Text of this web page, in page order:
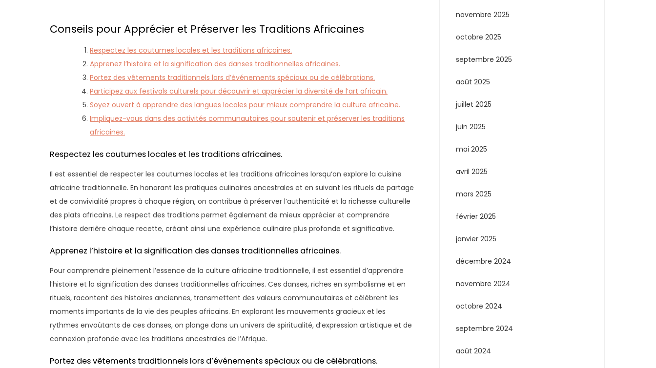
Conseils pour Apprécier et Préserver les Traditions Africaines
Respectez les coutumes locales et les traditions africaines.
Apprenez l’histoire et la signification des danses traditionnelles africaines.
Portez des vêtements traditionnels lors d’événements spéciaux ou de célébrations.
Participez aux festivals culturels pour découvrir et apprécier la diversité de l’art africain.
Soyez ouvert à apprendre des langues locales pour mieux comprendre la culture africaine.
Impliquez-vous dans des activités communautaires pour soutenir et préserver les traditions
africaines.
Respectez les coutumes locales et les traditions africaines.
Il est essentiel de respecter les coutumes locales et les traditions africaines lorsqu’on explore la cuisine
africaine traditionnelle. En honorant les pratiques culinaires ancestrales et en suivant les rituels de partage
et de convivialité propres à chaque région, on contribue à préserver l’authenticité et la richesse culturelle
des plats africains. Le respect des traditions permet également de mieux apprécier et comprendre
l’histoire derrière chaque recette, créant ainsi une expérience culinaire plus profonde et significative.
Apprenez l’histoire et la signification des danses traditionnelles africaines.
Pour comprendre pleinement l’essence de la culture africaine traditionnelle, il est essentiel d’apprendre
l’histoire et la signification des danses traditionnelles africaines. Ces danses, riches en symbolisme et en
rituels, racontent des histoires anciennes, transmettent des valeurs communautaires et célèbrent les
moments importants de la vie des peuples africains. En explorant les mouvements gracieux et les
rythmes envoûtants de ces danses, on plonge dans un univers de spiritualité, d’expression artistique et de
connexion profonde avec les traditions ancestrales de l’Afrique.
Portez des vêtements traditionnels lors d’événements spéciaux ou de célébrations.
novembre 2025
octobre 2025
septembre 2025
août 2025
juillet 2025
juin 2025
mai 2025
avril 2025
mars 2025
février 2025
janvier 2025
décembre 2024
novembre 2024
octobre 2024
septembre 2024
août 2024